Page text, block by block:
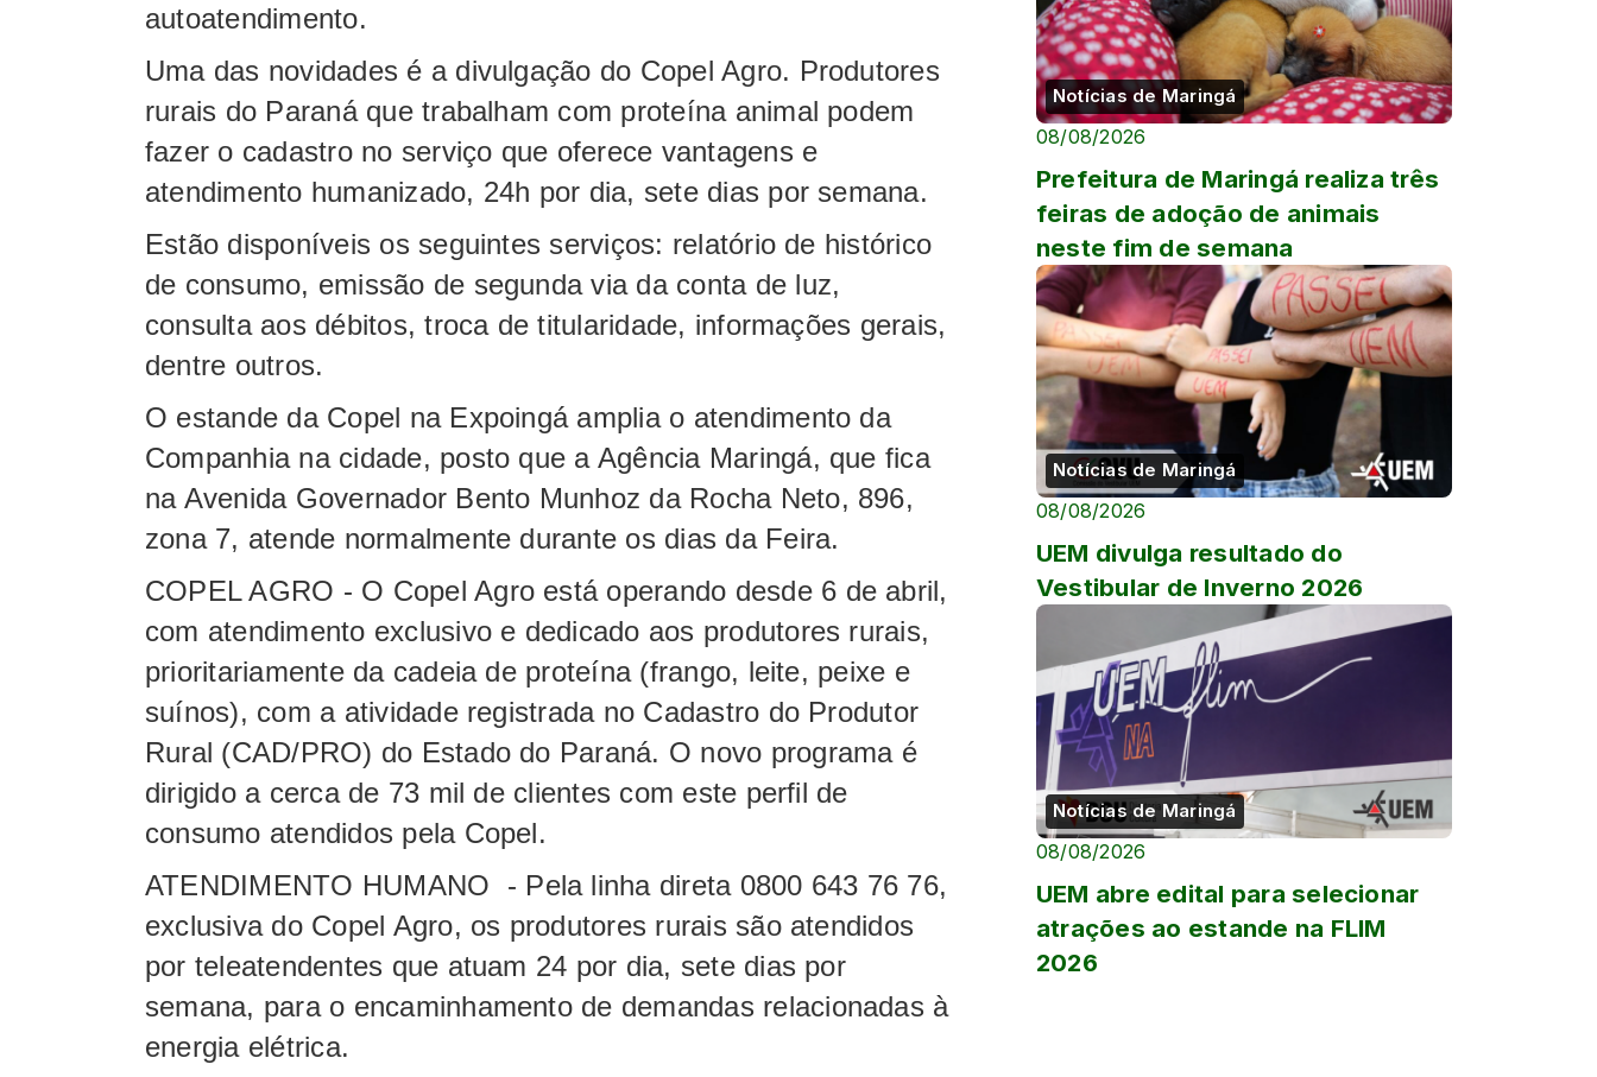
autoatendimento.
Uma das novidades é a divulgação do Copel Agro. Produtores
rurais do Paraná que trabalham com proteína animal podem
fazer o cadastro no serviço que oferece vantagens e
atendimento humanizado, 24h por dia, sete dias por semana.
Estão disponíveis os seguintes serviços: relatório de histórico
de consumo, emissão de segunda via da conta de luz,
consulta aos débitos, troca de titularidade, informações gerais,
dentre outros.
O estande da Copel na Expoingá amplia o atendimento da
Companhia na cidade, posto que a Agência Maringá, que fica
na Avenida Governador Bento Munhoz da Rocha Neto, 896,
zona 7, atende normalmente durante os dias da Feira.
COPEL AGRO - O Copel Agro está operando desde 6 de abril,
com atendimento exclusivo e dedicado aos produtores rurais,
prioritariamente da cadeia de proteína (frango, leite, peixe e
suínos), com a atividade registrada no Cadastro do Produtor
Rural (CAD/PRO) do Estado do Paraná. O novo programa é
dirigido a cerca de 73 mil de clientes com este perfil de
consumo atendidos pela Copel.
ATENDIMENTO HUMANO - Pela linha direta 0800 643 76 76,
exclusiva do Copel Agro, os produtores rurais são atendidos
por teleatendentes que atuam 24 por dia, sete dias por
semana, para o encaminhamento de demandas relacionadas à
energia elétrica.
Notícias de Maringá
08/08/2026
Prefeitura de Maringá realiza três
feiras de adoção de animais
neste fim de semana
Notícias de Maringá
08/08/2026
UEM divulga resultado do
Vestibular de Inverno 2026
Notícias de Maringá
08/08/2026
UEM abre edital para selecionar
atrações ao estande na FLIM
2026